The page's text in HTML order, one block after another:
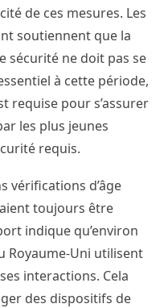
de ces mesures. Les
soutiennent que la
sécurité ne doit pas se
à cette période,
requise pour s’assurer
les plus jeunes
requis.
vérifications d’âge
toujours être
indique qu’environ
Royaume-Uni utilisent
interactions. Cela
des dispositifs de